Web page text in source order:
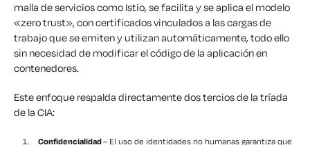
malla de servicios como Istio, se facilita y se aplica el modelo
«zero trust», con certificados vinculados a las cargas de
trabajo que se emiten y utilizan automáticamente, todo ello
sin necesidad de modificar el código de la aplicación en
contenedores.
Este enfoque respalda directamente dos tercios de la tríada
de la CIA:
Confidencialidad– El uso de identidades no humanas garantiza que